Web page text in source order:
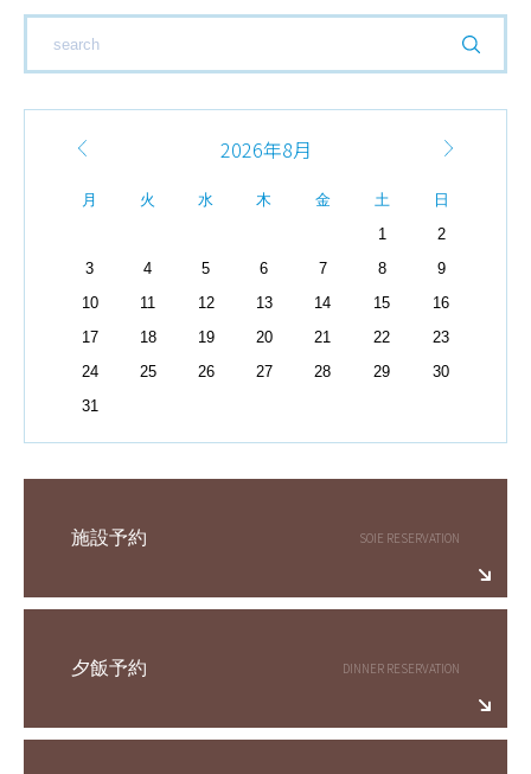
2026年8月
月 火 水 木 金 土
日
1
2
3
4 5 6 7 8
9
10
11 12 13 14 15
16
17
18 19 20 21 22
23
24
25 26 27 28 29
30
31
施設予約
夕飯予約